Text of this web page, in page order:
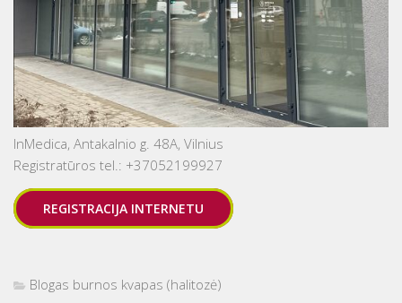
InMedica, Antakalnio g. 48A, Vilnius
Registratūros tel.: +37052199927
REGISTRACIJA INTERNETU
Blogas burnos kvapas (halitozė)